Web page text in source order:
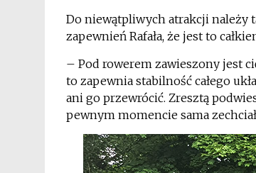
Do niewątpliwych atrakcji należy
zapewnień Rafała, że jest to
– Pod rowerem zawieszony jest
to zapewnia stabilność całego
ani go przewrócić. Zresztą
pewnym momencie sama